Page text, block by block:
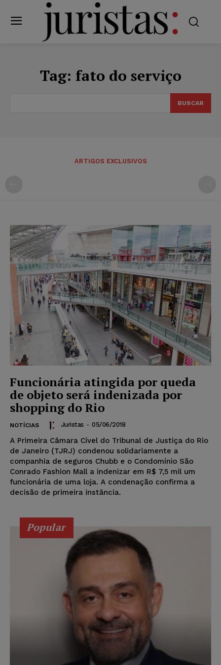
Tag: fato do serviço
BUSCAR
ARTIGOS EXCLUSIVOS
Funcionária atingida por queda
de objeto será indenizada por
shopping do Rio
NOTÍCIAS Juristas - 05/06/2018
A Primeira Câmara Cível do Tribunal de Justiça do Rio
de Janeiro (TJRJ) condenou solidariamente a
companhia de seguros Chubb e o Condomínio São
Conrado Fashion Mall a indenizar em R$ 7,5 mil um
funcionária de uma loja. A condenação confirma a
decisão de primeira instância.
Popular